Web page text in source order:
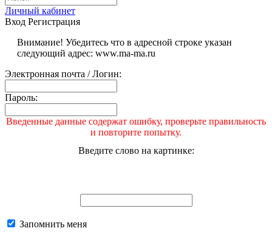
Личный кабинет
Вход Регистрация
Внимание! Убедитесь что в адресной строке указан
следующий адрес: www.ma-ma.ru
Электронная почта / Логин:
Пароль:
Введенные данные содержат ошибку, проверьте правильность
и повторите попытку.
Введите слово на картинке:
Запомнить меня